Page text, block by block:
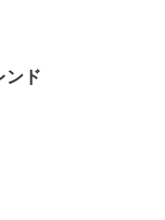
ンド